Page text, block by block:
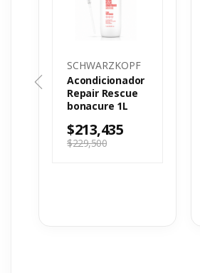
SCHWARZKOPF
Acondicionador
Repair Rescue
bonacure 1L
$229,500
$213,435